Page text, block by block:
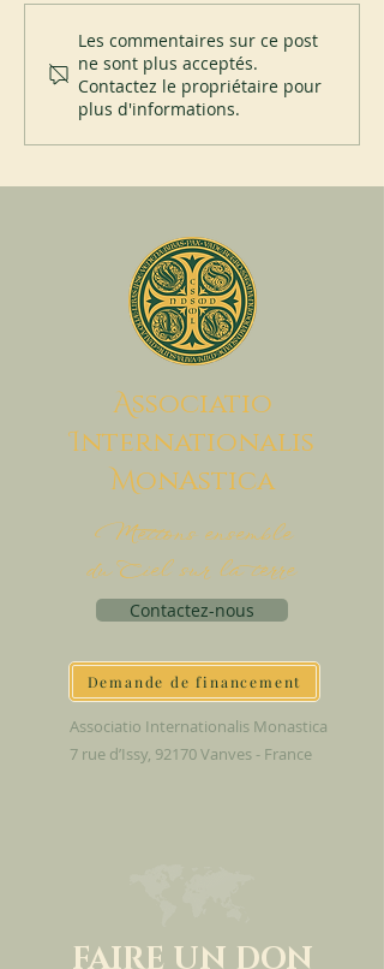
Vers le Jubilé : construire le
réseau mondial
Les commentaires sur ce post
ne sont plus acceptés.
Contactez le propriétaire pour
plus d'informations.
Associatio
Internationalis
MonAstica
Mettons ensemble
du Ciel sur la terre
Contactez-nous
Demande de financement
Associatio Internationalis Monastica
7 rue d’Issy, 92170 Vanves - France
FAIRE UN DON